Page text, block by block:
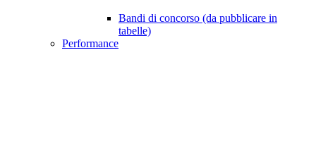
Bandi di concorso (da pubblicare in
tabelle)
Performance